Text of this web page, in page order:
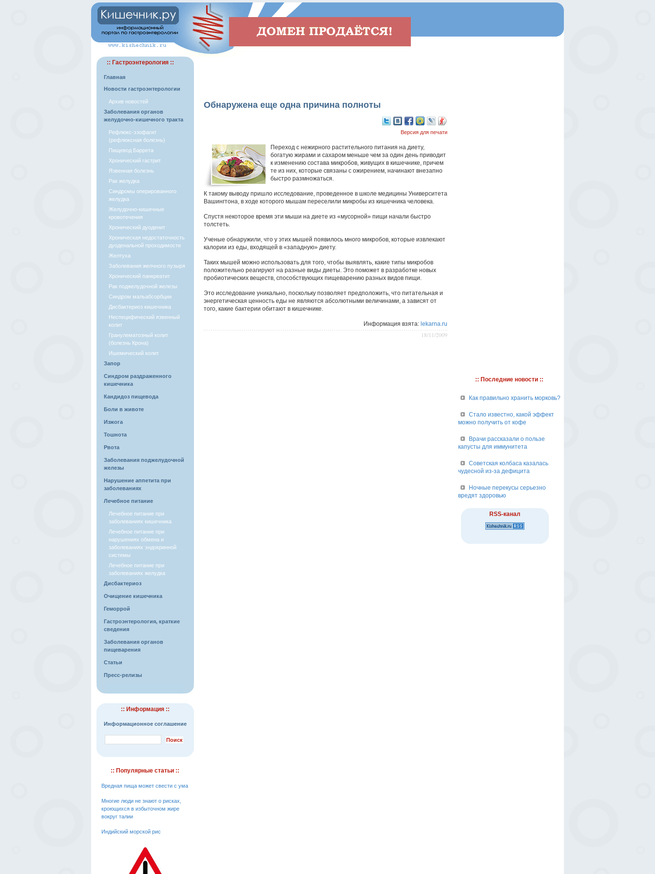
:: Гастроэнтерология ::
Главная
Новости гастроэнтерологии
Архив новостей
Заболевания органов
желудочно-кишечного тракта
Рефлюкс-эзофагит
(рефлюксная болезнь)
Пищевод Баррета
Хронический гастрит
Язвенная болезнь
Рак желудка
Синдромы оперированного
желудка
Желудочно-кишечные
кровотечения
Хронический дуоденит
Хроническая недостаточность
дуоденальной проходимости
Желтуха
Заболевания желчного пузыря
Хронический панкреатит
Рак поджелудочной железы
Синдром мальабсорбции
Дисбактериоз кишечника
Неспецифический язвенный
колит
Гранулематозный колит
(болезнь Крона)
Ишемический колит
Запор
Синдром раздраженного
кишечника
Кандидоз пищевода
Боли в животе
Изжога
Тошнота
Рвота
Заболевания поджелудочной
железы
Нарушение аппетита при
заболеваниях
Лечебное питание
Лечебное питание при
заболеваниях кишечника
Лечебное питание при
нарушениях обмена и
заболеваниях эндокринной
системы
Лечебное питание при
заболеваниях желудка
Дисбактериоз
Очищение кишечника
Геморрой
Гастроэнтерология, краткие
сведения
Заболевания органов
пищеварения
Статьи
Пресс-релизы
:: Информация ::
Информационное соглашение
:: Популярные статьи ::
Вредная пища может свести с ума
Многие люди не знают о рисках,
кроющихся в избыточном жире
вокруг талии
Индийский морской рис
Обнаружена еще одна причина полноты
Версия для печати
Переход с нежирного растительного питания на диету,
богатую жирами и сахаром меньше чем за один день приводит
к изменению состава микробов, живущих в кишечнике, причем
те из них, которые связаны с ожирением, начинают внезапно
быстро размножаться.
К такому выводу пришло исследование, проведенное в школе медицины Университета
Вашингтона, в ходе которого мышам переселили микробы из кишечника человека.
Спустя некоторое время эти мыши на диете из «мусорной» пищи начали быстро
толстеть.
Ученые обнаружили, что у этих мышей появилось много микробов, которые извлекают
калории из еды, входящей в «западную» диету.
Таких мышей можно использовать для того, чтобы выявлять, какие типы микробов
положительно реагируют на разные виды диеты. Это поможет в разработке новых
пробиотических веществ, способствующих пищеварению разных видов пищи.
Это исследование уникально, поскольку позволяет предположить, что питательная и
энергетическая ценность еды не являются абсолютными величинами, а зависят от
того, какие бактерии обитают в кишечнике.
Информация взята: lekarna.ru
18/11/2009
:: Последние новости ::
Как правильно хранить морковь?
Стало известно, какой эффект
можно получить от кофе
Врачи рассказали о пользе
капусты для иммунитета
Советская колбаса казалась
чудесной из-за дефицита
Ночные перекусы серьезно
вредят здоровью
RSS-канал